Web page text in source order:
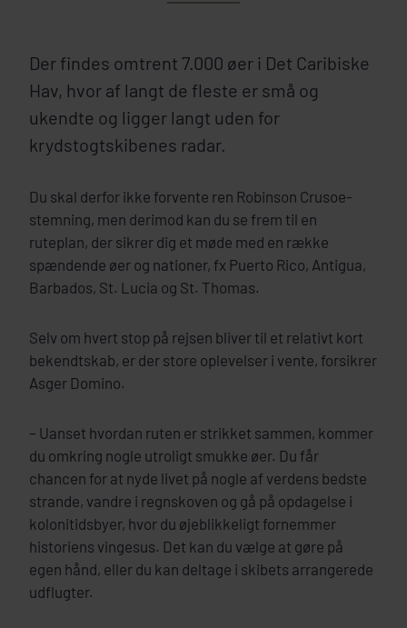
Der findes omtrent 7.000 øer i Det Caribiske
Hav, hvor af langt de fleste er små og
ukendte og ligger langt uden for
krydstogtskibenes radar.
Du skal derfor ikke forvente ren Robinson Crusoe-
stemning, men derimod kan du se frem til en
ruteplan, der sikrer dig et møde med en række
spændende øer og nationer, fx Puerto Rico, Antigua,
Barbados, St. Lucia og St. Thomas.
Selv om hvert stop på rejsen bliver til et relativt kort
bekendtskab, er der store oplevelser i vente, forsikrer
Asger Domino.
– Uanset hvordan ruten er strikket sammen, kommer
du omkring nogle utroligt smukke øer. Du får
chancen for at nyde livet på nogle af verdens bedste
strande, vandre i regnskoven og gå på opdagelse i
kolonitidsbyer, hvor du øjeblikkeligt fornemmer
historiens vingesus. Det kan du vælge at gøre på
egen hånd, eller du kan deltage i skibets arrangerede
udflugter.